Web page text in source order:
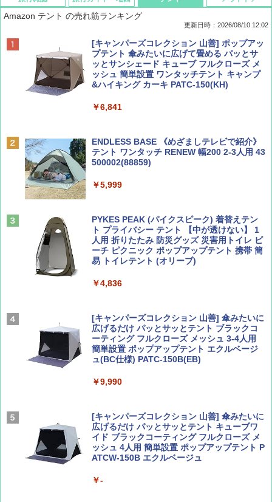
BE-PAL(ビ-パル) 2026年 10 月号【特別付録:
ノルディスク 4ホール鋳鉄スキレット】
￥1,540
￥1,500
￥713
サライ 2026年 9月号 [雑誌]
地球の歩き方 スター・ウォーズ
￥2,695
￥2,079
￥2,479
ァキア 2026～2027 地球の歩き方A ヨーロッ
￥2,277
04 地球の歩き方 島旅 利尻 礼文 天売島 焼尻
島 5訂版
￥1,833
Amazon テント の売れ筋ランキング
更新日時：2026/08/10 12:02
[キャンパーズコレクション 山善] ポップアッ
プテント 傘みたいに広げて畳める パッとサ
ッとサンシェード キューブ フルクローズ メ
ッシュ 簡単設置 ワンタッチテント キャンプ
&ハイキング カーキ PATC-150(KH)
￥6,841
ENDLESS BASE 《めざましテレビで紹介》
テント ワンタッチ RENEW 幅200 2-3人用 43
500002(88859)
￥5,999
PYKES PEAK (パイクスピーク) 着替えテン
ト プライバシー テント 【中が透けない】 1
人用 折りたたみ 防災グッズ 災害用トイレ ビ
ーチ ピクニック ポップアップテント 携帯 簡
易 トイレテント (オリーブ)
￥4,836
[キャンパーズコレクション 山善] 傘みたいに
広げるだけ パッとサッとテント ブラックコ
ーティング フルクローズ メッシュ 3-4人用
簡単設置 ポップアップテント エクルベージ
ュ(BC仕様) PATC-150B(EB)
￥9,990
[キャンパーズコレクション 山善] 傘みたいに
広げるだけ パッとサッとテント キューブワ
イド ブラックコーティング フルクローズ メ
ッシュ 4人用 簡単設置 ポップアップテント P
ATCW-150B エクルベージュ
￥-